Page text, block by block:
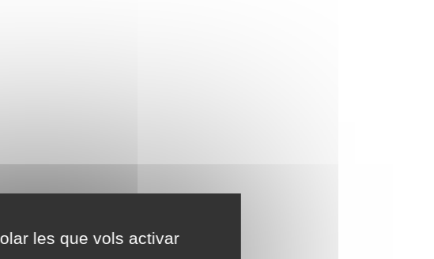
les que vols activar